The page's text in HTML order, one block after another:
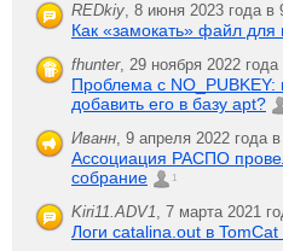
REDkiy, 8 июня 2023 года в
Как «замокать» файл для
fhunter, 29 ноября 2022
Проблема с NO_PUBKEY:
добавить его в базу apt?
Иванн, 9 апреля 2022 года
Ассоциация РАСПО
собрание
1
Kiri11.ADV1, 7 марта 2021
Логи catalina.out в